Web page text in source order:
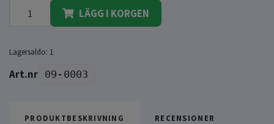
LÄGG I KORGEN
Lagersaldo: 1
09-0003
PRODUKTBESKRIVNING RECENSIONER